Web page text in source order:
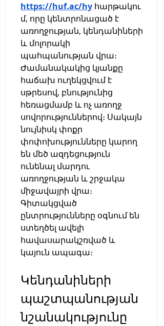
https://huf.ac/hy հարթակու
մ, որը կենտրոնացած է
առողջության, կենդանիների
և մոլորակի
պահպանության վրա։
Ժամանակակից կյանքը
հաճախ ուղեկցվում է
սթրեսով, բնությունից
հեռացմամբ և ոչ առողջ
սովորություններով։ Սակայն
նույնիսկ փոքր
փոփոխությունները կարող
են մեծ ազդեցություն
ունենալ մարդու
առողջության և շրջակա
միջավայրի վրա։
Գիտակցված
ընտրությունները օգնում են
ստեղծել ավելի
հավասարակշռված և
կայուն ապագա։
Կենդանիների
պաշտպանության
նշանակությունը